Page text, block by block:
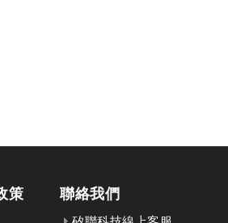
策 聯絡我們